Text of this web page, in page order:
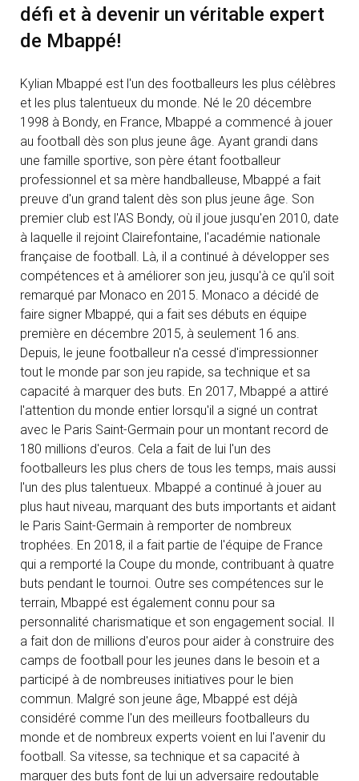
défi et à devenir un véritable expert
de Mbappé!
Kylian Mbappé est l'un des footballeurs les plus célèbres
et les plus talentueux du monde. Né le 20 décembre
1998 à Bondy, en France, Mbappé a commencé à jouer
au football dès son plus jeune âge. Ayant grandi dans
une famille sportive, son père étant footballeur
professionnel et sa mère handballeuse, Mbappé a fait
preuve d'un grand talent dès son plus jeune âge. Son
premier club est l'AS Bondy, où il joue jusqu'en 2010, date
à laquelle il rejoint Clairefontaine, l'académie nationale
française de football. Là, il a continué à développer ses
compétences et à améliorer son jeu, jusqu'à ce qu'il soit
remarqué par Monaco en 2015. Monaco a décidé de
faire signer Mbappé, qui a fait ses débuts en équipe
première en décembre 2015, à seulement 16 ans.
Depuis, le jeune footballeur n'a cessé d'impressionner
tout le monde par son jeu rapide, sa technique et sa
capacité à marquer des buts. En 2017, Mbappé a attiré
l'attention du monde entier lorsqu'il a signé un contrat
avec le Paris Saint-Germain pour un montant record de
180 millions d'euros. Cela a fait de lui l'un des
footballeurs les plus chers de tous les temps, mais aussi
l'un des plus talentueux. Mbappé a continué à jouer au
plus haut niveau, marquant des buts importants et aidant
le Paris Saint-Germain à remporter de nombreux
trophées. En 2018, il a fait partie de l'équipe de France
qui a remporté la Coupe du monde, contribuant à quatre
buts pendant le tournoi. Outre ses compétences sur le
terrain, Mbappé est également connu pour sa
personnalité charismatique et son engagement social. Il
a fait don de millions d'euros pour aider à construire des
camps de football pour les jeunes dans le besoin et a
participé à de nombreuses initiatives pour le bien
commun. Malgré son jeune âge, Mbappé est déjà
considéré comme l'un des meilleurs footballeurs du
monde et de nombreux experts voient en lui l'avenir du
football. Sa vitesse, sa technique et sa capacité à
marquer des buts font de lui un adversaire redoutable